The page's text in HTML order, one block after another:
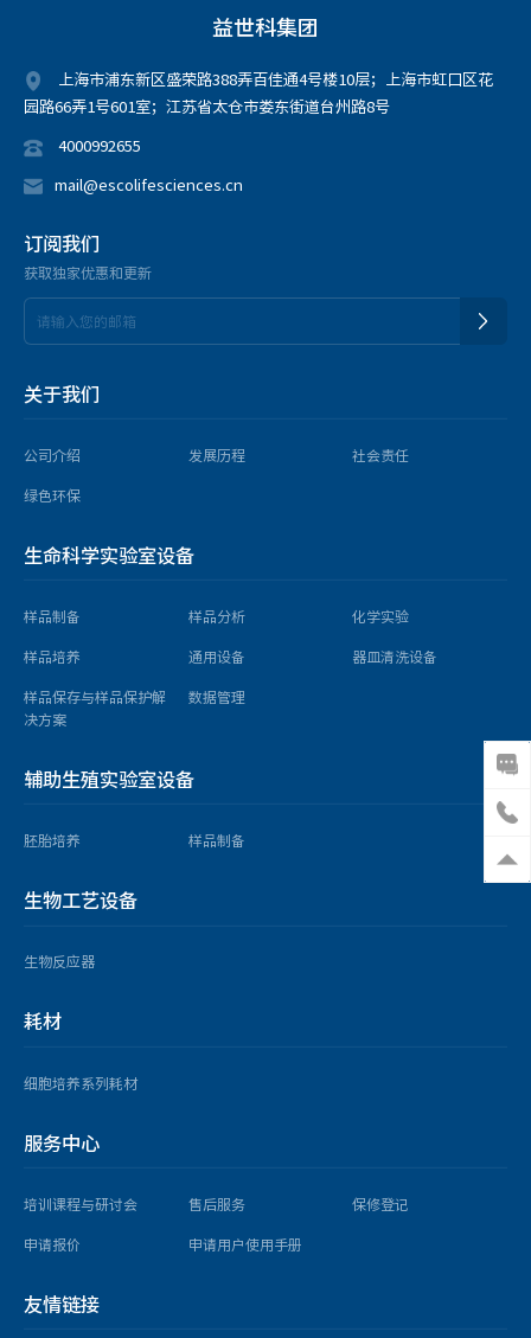
益世科集团
上海市浦东新区盛荣路388弄百佳通4号楼10层；上海市虹口区花
园路66弄1号601室；江苏省太仓市娄东街道台州路8号
4000992655
mail@escolifesciences.cn
订阅我们
获取独家优惠和更新
关于我们
公司介绍 发展历程
社会责任
绿色环保
生命科学实验室设备
样品制备 样品分析
化学实验
样品培养
通用设备
器皿清洗设备
样品保存与样品保护解
决方案
数据管理
辅助生殖实验室设备
胚胎培养 样品制备
生物工艺设备
生物反应器
耗材
细胞培养系列耗材
服务中心
培训课程与研讨会 售后服务
保修登记
申请报价
申请用户使用手册
友情链接